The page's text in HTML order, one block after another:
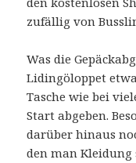
zufällig von
Was die
Lidingöloppet
Tasche wie bei
Start abgeben.
darüber hinaus
den man